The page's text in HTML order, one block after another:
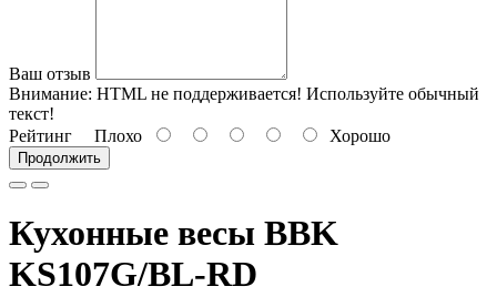
Ваш отзыв
Внимание: HTML не поддерживается! Используйте обычный
текст!
Рейтинг Плохо Хорошо
Продолжить
Кухонные весы BBK
KS107G/BL-RD